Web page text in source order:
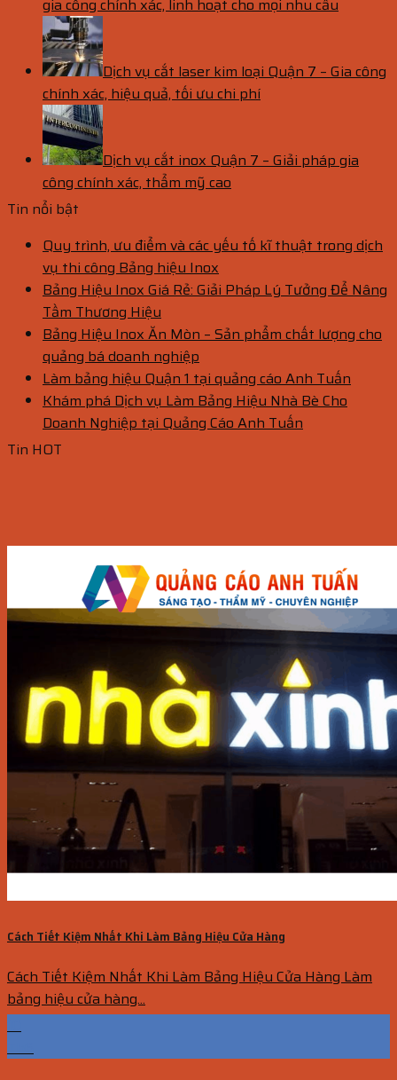
gia công chính xác, linh hoạt cho mọi nhu cầu
Dịch vụ cắt laser kim loại Quận 7 – Gia công
chính xác, hiệu quả, tối ưu chi phí
Dịch vụ cắt inox Quận 7 – Giải pháp gia
công chính xác, thẩm mỹ cao
Tin nổi bật
Quy trình, ưu điểm và các yếu tố kĩ thuật trong dịch
vụ thi công Bảng hiệu Inox
Bảng Hiệu Inox Giá Rẻ: Giải Pháp Lý Tưởng Để Nâng
Tầm Thương Hiệu
Bảng Hiệu Inox Ăn Mòn – Sản phẩm chất lượng cho
quảng bá doanh nghiệp
Làm bảng hiệu Quận 1 tại quảng cáo Anh Tuấn
Khám phá Dịch vụ Làm Bảng Hiệu Nhà Bè Cho
Doanh Nghiệp tại Quảng Cáo Anh Tuấn
Tin HOT
Cách Tiết Kiệm Nhất Khi Làm Bảng Hiệu Cửa Hàng
Cách Tiết Kiệm Nhất Khi Làm Bảng Hiệu Cửa Hàng Làm
bảng hiệu cửa hàng...